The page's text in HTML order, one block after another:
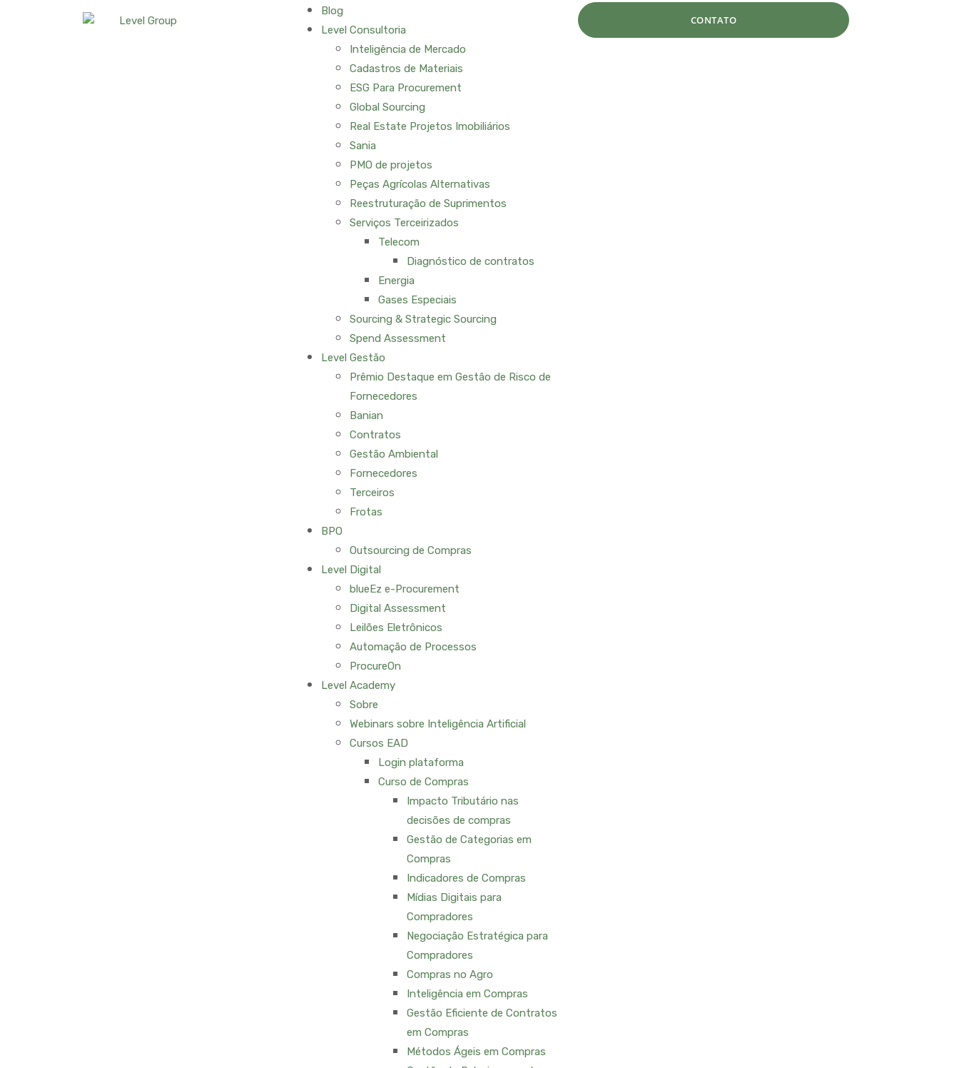
Blog
Level Consultoria
Inteligência de Mercado
Cadastros de Materiais
ESG Para Procurement
Global Sourcing
Real Estate Projetos Imobiliários
Sania
PMO de projetos
Peças Agrícolas Alternativas
Reestruturação de Suprimentos
Serviços Terceirizados
Telecom
Diagnóstico de contratos
Energia
Gases Especiais
Sourcing & Strategic Sourcing
Spend Assessment
Level Gestão
Prêmio Destaque em Gestão de Risco de
Fornecedores
Banian
Contratos
Gestão Ambiental
Fornecedores
Terceiros
Frotas
BPO
Outsourcing de Compras
Level Digital
blueEz e-Procurement
Digital Assessment
Leilões Eletrônicos
Automação de Processos
ProcureOn
Level Academy
Sobre
Webinars sobre Inteligência Artificial
Cursos EAD
Login plataforma
Curso de Compras
Impacto Tributário nas
decisões de compras
Gestão de Categorias em
Compras
Indicadores de Compras
Mídias Digitais para
Compradores
Negociação Estratégica para
Compradores
Compras no Agro
Inteligência em Compras
Gestão Eficiente de Contratos
em Compras
Métodos Ágeis em Compras
CONTATO